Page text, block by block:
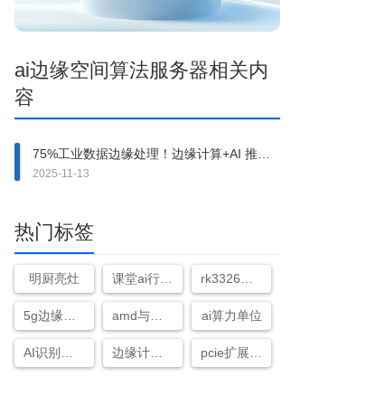
ai边缘空间算法服务器相关内
容
75%工业数据边缘处理！边缘计算+AI 推理
+空间算法开启制造新生态
2025-11-13
热门标签
明厨亮灶
ai算力单位